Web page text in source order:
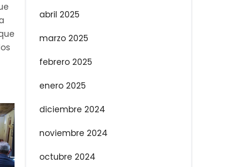
abril 2025
marzo 2025
febrero 2025
enero 2025
diciembre 2024
noviembre 2024
octubre 2024